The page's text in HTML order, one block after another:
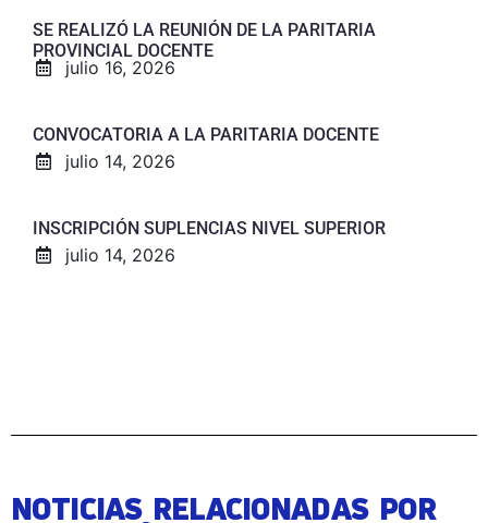
SE REALIZÓ LA REUNIÓN DE LA PARITARIA
PROVINCIAL DOCENTE
julio 16, 2026
CONVOCATORIA A LA PARITARIA DOCENTE
julio 14, 2026
INSCRIPCIÓN SUPLENCIAS NIVEL SUPERIOR
julio 14, 2026
NOTICIAS RELACIONADAS POR